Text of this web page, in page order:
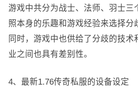
游戏中共分为战士、法师、羽士三
照本身的乐趣和游戏经验来选择分
同时，游戏中也供给了分歧的技术
业之间也具有差别性。
4、最新1.76传奇私服的设备设定